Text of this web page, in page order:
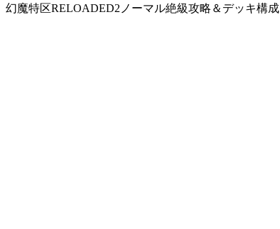
幻魔特区RELOADED2ノーマル絶級攻略＆デッキ構成